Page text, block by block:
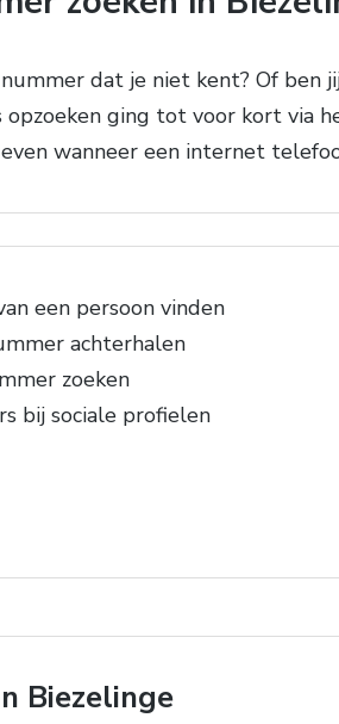
dat je niet kent? Of
opzoeken ging tot voor kort
wanneer een internet
een persoon vinden
achterhalen
zoeken
bij sociale profielen
Biezelinge